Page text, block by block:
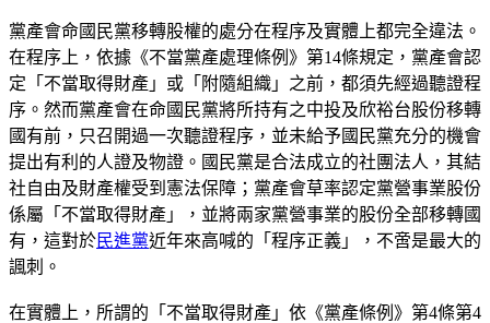
黨產會命國民黨移轉股權的處分在程序及實體上都完全違法。
在程序上，依據《不當黨產處理條例》第14條規定，黨產會認
定「不當取得財產」或「附隨組織」之前，都須先經過聽證程
序。然而黨產會在命國民黨將所持有之中投及欣裕台股份移轉
國有前，只召開過一次聽證程序，並未給予國民黨充分的機會
提出有利的人證及物證。國民黨是合法成立的社團法人，其結
社自由及財產權受到憲法保障；黨產會草率認定黨營事業股份
係屬「不當取得財產」，並將兩家黨營事業的股份全部移轉國
有，這對於民進黨近年來高喊的「程序正義」，不啻是最大的
諷刺。
在實體上，所謂的「不當取得財產」依《黨產條例》第4條第4